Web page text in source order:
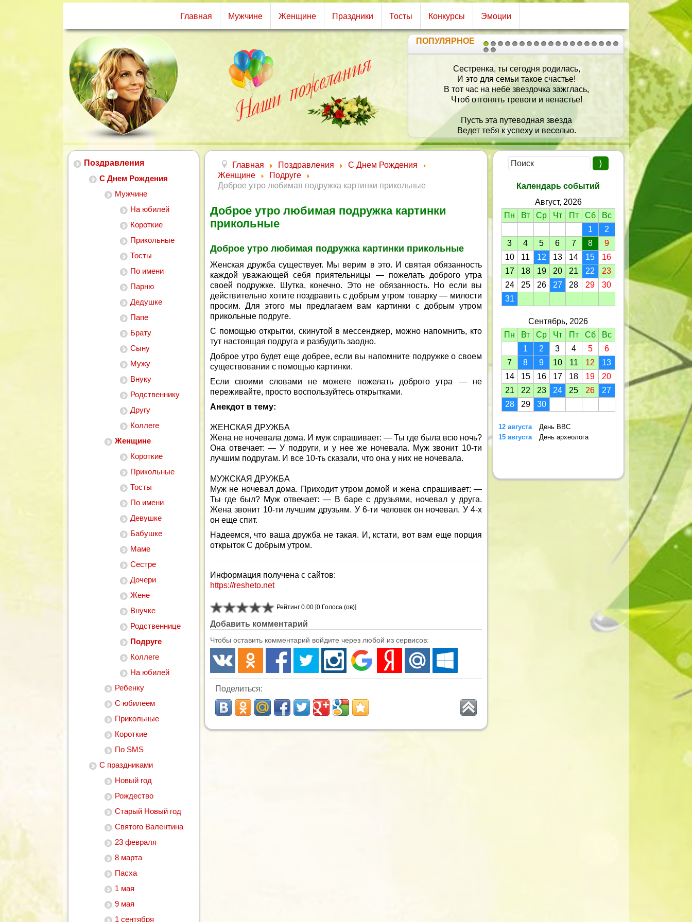
Главная Мужчине Женщине Праздники Тосты Конкурсы Эмоции
1 2
2021
ПОПУЛЯРНОЕ
Сестренка, ты сегодня родилась,
И это для семьи такое счастье!
В тот час на небе звездочка зажглась,
Чтоб отгонять тревоги и ненастье!
Пусть эта путеводная звезда
Ведет тебя к успеху и веселью.
Сестренка, будь прекрасною всегда,
И пусть стоит удача перед дверью.
Ты в дом ее скорей, сестра, впусти,
Чтоб все дела твои впредь шли отлично!
Будь самою довольной, не грусти,
А лучше — улыбайся симпатично!
Поздравления
С Днем Рождения
Мужчине
На юбилей
Короткие
Прикольные
Тосты
По имени
Парню
Дедушке
Папе
Брату
Сыну
Мужу
Внуку
Родственнику
Другу
Коллеге
Женщине
Короткие
Прикольные
Тосты
По имени
Девушке
Бабушке
Маме
Сестре
Дочери
Жене
Внучке
Родственнице
Подруге
Коллеге
На юбилей
Ребенку
С юбилеем
Прикольные
Короткие
По SMS
С праздниками
Новый год
Рождество
Старый Новый год
Святого Валентина
23 февраля
8 марта
Пасха
1 мая
9 мая
1 сентября
Главная Поздравления
С Днем Рождения
Женщине
Подруге
Доброе утро любимая подружка картинки прикольные
Доброе утро любимая подружка картинки
прикольные
Доброе утро любимая подружка картинки прикольные
Женская дружба существует. Мы верим в это. И святая обязанность
каждой уважающей себя приятельницы — пожелать доброго утра
своей подружке. Шутка, конечно. Это не обязанность. Но если вы
действительно хотите поздравить с добрым утром товарку — милости
просим. Для этого мы предлагаем вам картинки с добрым утром
прикольные подруге.
С помощью открытки, скинутой в мессенджер, можно напомнить, кто
тут настоящая подруга и разбудить заодно.
Доброе утро будет еще добрее, если вы напомните подружке о своем
существовании с помощью картинки.
Если своими словами не можете пожелать доброго утра — не
переживайте, просто воспользуйтесь открытками.
Анекдот в тему:
ЖЕНСКАЯ ДРУЖБА
Жена не ночевала дома. И муж спрашивает: — Ты где была всю ночь?
Она отвечает: — У подруги, и у нее же ночевала. Муж звонит 10-ти
лучшим подругам. И все 10-ть сказали, что она у них не ночевала.
МУЖСКАЯ ДРУЖБА
Муж не ночевал дома. Приходит утром домой и жена спрашивает: —
Ты где был? Муж отвечает: — В баре с друзьями, ночевал у друга.
Жена звонит 10-ти лучшим друзьям. У 6-ти человек он ночевал. У 4-х
он еще спит.
Надеемся, что ваша дружба не такая. И, кстати, вот вам еще порция
открыток С добрым утром.
Информация получена с сайтов:
https://resheto.net
Рейтинг 0.00 [0 Голоса (ов)]
Добавить комментарий
Чтобы оставить комментарий войдите через любой из сервисов:
Поделиться:
Календарь событий
Август, 2026
Пн
Вт Ср Чт Пт Сб
Вс
1
2
3
4 5 6 7 8
9
10
11 12 13 14 15
16
17
18 19 20 21 22
23
24
25 26 27 28 29
30
31
Сентябрь, 2026
Пн
Вт Ср Чт Пт Сб
Вс
1
2 3 4 5
6
7
8 9 10 11 12
13
14
15 16 17 18 19
20
21
22 23 24 25 26
27
28
29 30
12 августа
День ВВС
15 августа
День археолога